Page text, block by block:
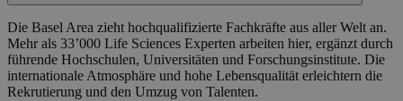
Die Basel Area zieht hochqualifizierte Fachkräfte aus aller Welt an.
Mehr als 33’000 Life Sciences Experten arbeiten hier, ergänzt durch
führende Hochschulen, Universitäten und Forschungsinstitute. Die
internationale Atmosphäre und hohe Lebensqualität erleichtern die
Rekrutierung und den Umzug von Talenten.